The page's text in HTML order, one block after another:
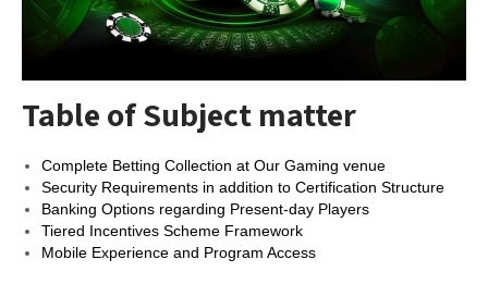
Table of Subject matter
Complete Betting Collection at Our Gaming venue
Security Requirements in addition to Certification Structure
Banking Options regarding Present-day Players
Tiered Incentives Scheme Framework
Mobile Experience and Program Access